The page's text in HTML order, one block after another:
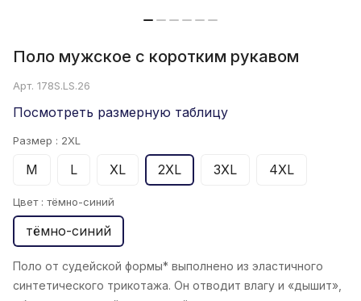
Поло мужское с коротким рукавом
Арт. 178S.LS.26
Посмотреть размерную таблицу
Размер : 2XL
M L XL 2XL 3XL 4XL
Цвет : тёмно-синий
тёмно-синий
Поло от судейской формы* выполнено из эластичного
синтетического трикотажа. Он отводит влагу и «дышит»,